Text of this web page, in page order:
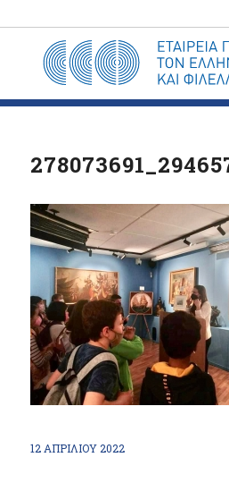
12 ΑΠΡΙΛΊΟΥ 2022